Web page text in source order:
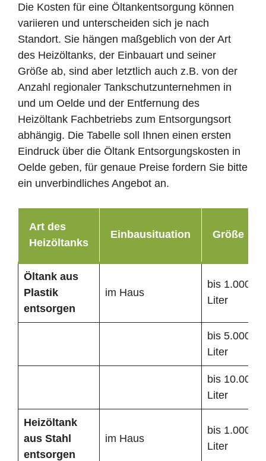
Die Kosten für eine Öltankentsorgung können
variieren und unterscheiden sich je nach
Standort. Sie hängen maßgeblich von der Art
des Heizöltanks, der Einbauart und seiner
Größe ab, sind aber letztlich auch z.B. von der
Anzahl regionaler Tankschutzunternehmen in
und um Oelde und der Entfernung des
Heizöltank Fachbetriebs zum Entsorgungsort
abhängig. Die Tabelle soll Ihnen einen ersten
Eindruck über die Öltank Entsorgungskosten in
Oelde geben, für genaue Preise fordern Sie bitte
ein unverbindliches Angebot an.
Art des
Heizöltanks
Einbausituation Größe
Öltank aus
Plastik
entsorgen
im Haus
bis 1.000
Liter
bis 5.000
Liter
bis 10.000
Liter
Heizöltank
aus Stahl
entsorgen
im Haus
bis 1.000
Liter